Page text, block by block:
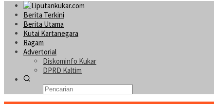
Berita Terkini
Berita Utama
Kutai Kartanegara
Ragam
Advertorial
Diskominfo Kukar
DPRD Kaltim